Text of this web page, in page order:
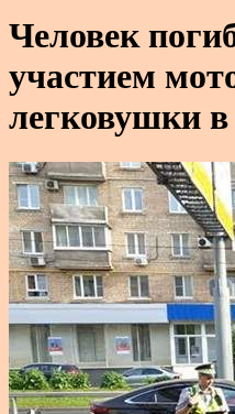
Человек
участием
легковушки